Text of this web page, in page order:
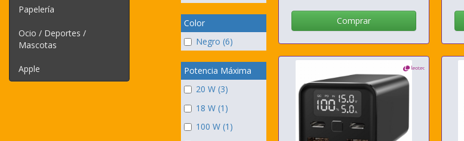
Papelería
Ocio / Deportes /
Mascotas
Apple
Color
Negro (6)
Potencia Máxima
20 W (3)
18 W (1)
100 W (1)
Comprar